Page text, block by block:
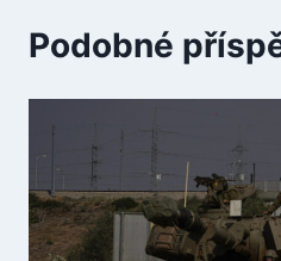
Podobné